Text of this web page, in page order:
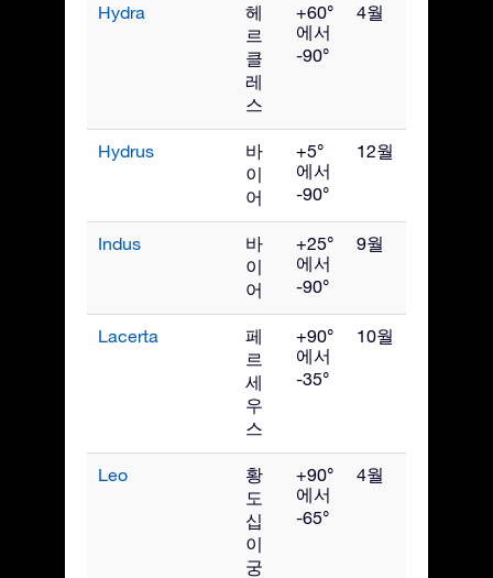
Hydra
헤
르
클
레
스
+60°
에서
-90°
4월
Hydrus
바
이
어
+5°
에서
-90°
12월
Indus
바
이
어
+25°
에서
-90°
9월
Lacerta
페
르
세
우
스
+90°
에서
-35°
10월
Leo
황
도
십
이
궁
+90°
에서
-65°
4월